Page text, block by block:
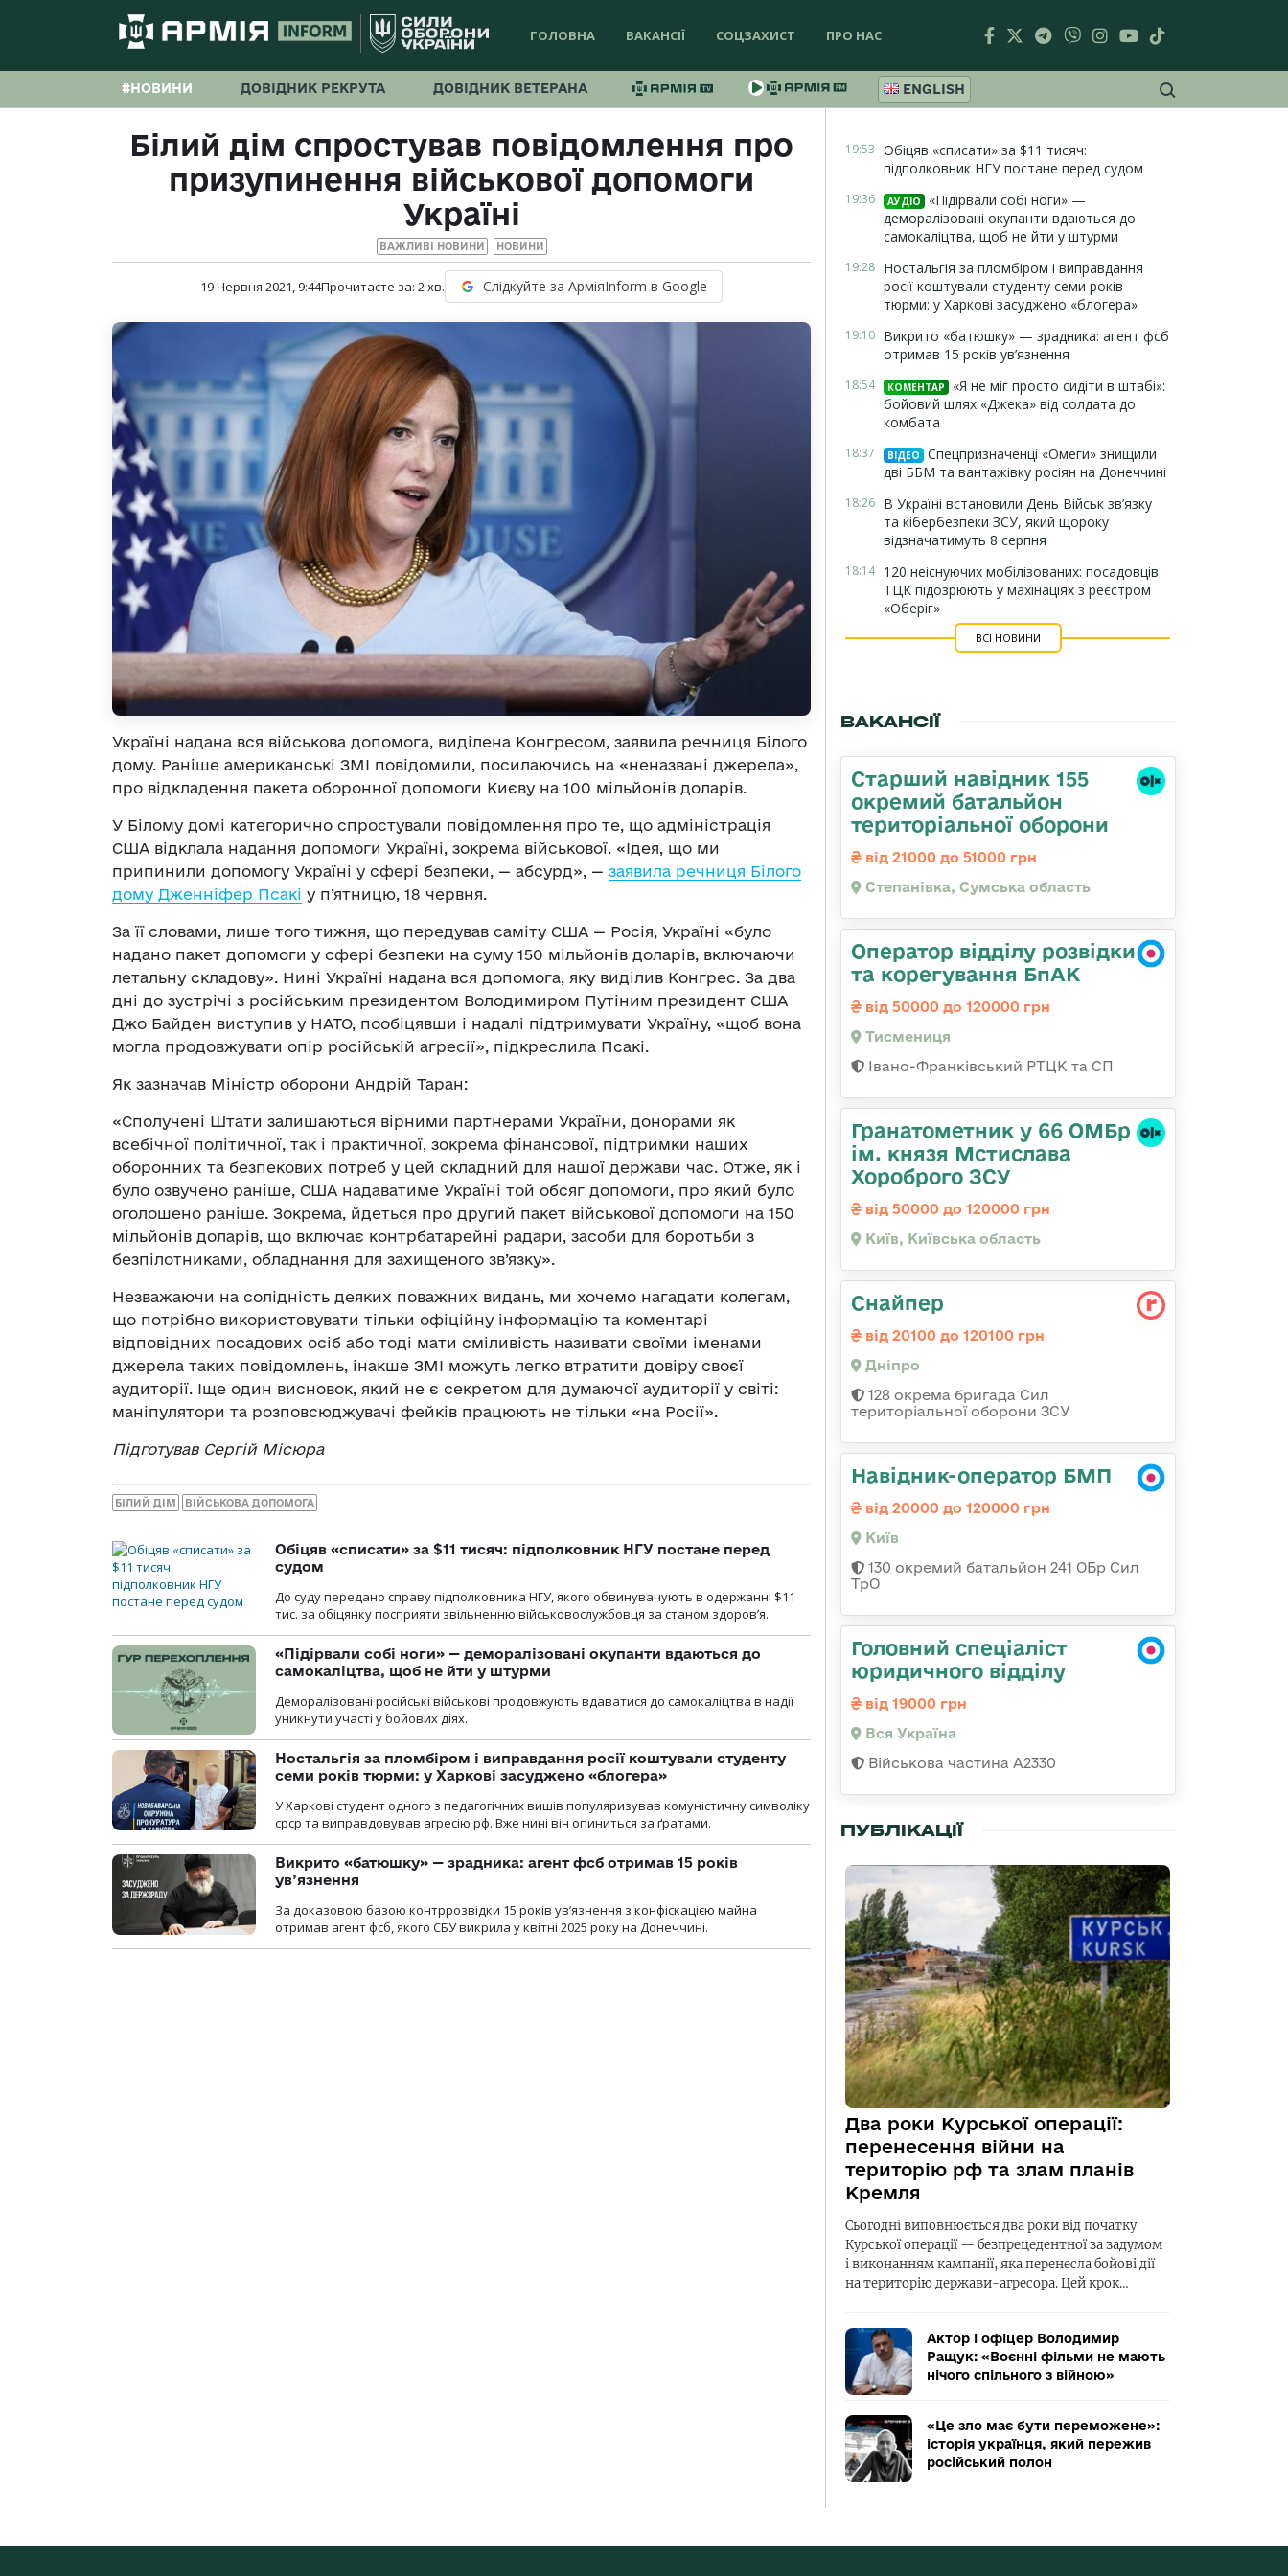
ГОЛОВНА ВАКАНСІЇ СОЦЗАХИСТ ПРО НАС
#НОВИНИ ДОВІДНИК РЕКРУТА ДОВІДНИК ВЕТЕРАНА ENGLISH
Білий дім спростував повідомлення про
призупинення військової допомоги
Україні
ВАЖЛИВІ НОВИНИ НОВИНИ
19 Червня 2021, 9:44Прочитаєте за: 2хв. Слідкуйте за АрміяInform в Google
Україні надана вся військова допомога, виділена Конгресом, заявила речниця Білого
дому. Раніше американські ЗМІ повідомили, посилаючись на «неназвані джерела»,
про відкладення пакета оборонної допомоги Києву на 100 мільйонів доларів.
У Білому домі категорично спростували повідомлення про те, що адміністрація
США відклала надання допомоги Україні, зокрема військової. «Ідея, що ми
припинили допомогу Україні у сфері безпеки, — абсурд», — заявила речниця Білого
дому Дженніфер Псакі у п’ятницю, 18 червня.
За її словами, лише того тижня, що передував саміту США — Росія, Україні «було
надано пакет допомоги у сфері безпеки на суму 150 мільйонів доларів, включаючи
летальну складову». Нині Україні надана вся допомога, яку виділив Конгрес. За два
дні до зустрічі з російським президентом Володимиром Путіним президент США
Джо Байден виступив у НАТО, пообіцявши і надалі підтримувати Україну, «щоб вона
могла продовжувати опір російській агресії», підкреслила Псакі.
Як зазначав Міністр оборони Андрій Таран:
«Сполучені Штати залишаються вірними партнерами України, донорами як
всебічної політичної, так і практичної, зокрема фінансової, підтримки наших
оборонних та безпекових потреб у цей складний для нашої держави час. Отже, як і
було озвучено раніше, США надаватиме Україні той обсяг допомоги, про який було
оголошено раніше. Зокрема, йдеться про другий пакет військової допомоги на 150
мільйонів доларів, що включає контрбатарейні радари, засоби для боротьби з
безпілотниками, обладнання для захищеного зв’язку».
Незважаючи на солідність деяких поважних видань, ми хочемо нагадати колегам,
що потрібно використовувати тільки офіційну інформацію та коментарі
відповідних посадових осіб або тоді мати сміливість називати своїми іменами
джерела таких повідомлень, інакше ЗМІ можуть легко втратити довіру своєї
аудиторії. Іще один висновок, який не є секретом для думаючої аудиторії у світі:
маніпулятори та розповсюджувачі фейків працюють не тільки «на Росії».
Підготував Сергій Місюра
БІЛИЙ ДІМ ВІЙСЬКОВА ДОПОМОГА
Обіцяв «списати» за $11 тисяч: підполковник НГУ постане перед
судом
До суду передано справу підполковника НГУ, якого обвинувачують в одержанні $11
тис. за обіцянку посприяти звільненню військовослужбовця за станом здоров’я.
«Підірвали собі ноги» — деморалізовані окупанти вдаються до
самокаліцтва, щоб не йти у штурми
Деморалізовані російські військові продовжують вдаватися до самокаліцтва в надії
уникнути участі у бойових діях.
Ностальгія за пломбіром і виправдання росії коштували студенту
семи років тюрми: у Харкові засуджено «блогера»
У Харкові студент одного з педагогічних вишів популяризував комуністичну символіку
срср та виправдовував агресію рф. Вже нині він опиниться за ґратами.
Викрито «батюшку» — зрадника: агент фсб отримав 15 років
ув’язнення
За доказовою базою контррозвідки 15 років увʼязнення з конфіскацією майна
отримав агент фсб, якого СБУ викрила у квітні 2025 року на Донеччині.
19:53 Обіцяв «списати» за $11 тисяч:
підполковник НГУ постане перед судом
19:36 АУДІО
«Підірвали собі ноги» —
деморалізовані окупанти вдаються до
самокаліцтва, щоб не йти у штурми
19:28 Ностальгія за пломбіром і виправдання
росії коштували студенту семи років
тюрми: у Харкові засуджено «блогера»
19:10 Викрито «батюшку» — зрадника: агент фсб
отримав 15 років ув’язнення
18:54 КОМЕНТАР
«Я не міг просто сидіти в штабі»:
бойовий шлях «Джека» від солдата до
комбата
18:37 ВІДЕО
Спецпризначенці «Омеги» знищили
дві ББМ та вантажівку росіян на Донеччині
18:26 В Україні встановили День Військ зв’язку
та кібербезпеки ЗСУ, який щороку
відзначатимуть 8 серпня
18:14 120 неіснуючих мобілізованих: посадовців
ТЦК підозрюють у махінаціях з реєстром
«Оберіг»
ВСІ НОВИНИ
ВАКАНСІЇ
Старший навідник 155
окремий батальйон
територіальної оборони
від 21000 до 51000 грн
Степанівка, Сумська область
Оператор відділу розвідки
та корегування БпАК
від 50000 до 120000 грн
Тисмениця
Івано-Франківський РТЦК та СП
Гранатометник у 66 ОМБр
ім. князя Мстислава
Хороброго ЗСУ
від 50000 до 120000 грн
Київ, Київська область
Снайпер
від 20100 до 120100 грн
Дніпро
128 окрема бригада Сил
територіальної оборони ЗСУ
Навідник-оператор БМП
від 20000 до 120000 грн
Київ
130 окремий батальйон 241 ОБр Сил
ТрО
Головний спеціаліст
юридичного відділу
від 19000 грн
Вся Україна
Військова частина A2330
ПУБЛІКАЦІЇ
Два роки Курської операції:
перенесення війни на
територію рф та злам планів
Кремля
Сьогодні виповнюється два роки від початку
Курської операції — безпрецедентної за задумом
і виконанням кампанії, яка перенесла бойові дії
на територію держави-агресора. Цей крок…
Актор і офіцер Володимир
Ращук: «Воєнні фільми не мають
нічого спільного з війною»
«Це зло має бути переможене»:
історія українця, який пережив
російський полон